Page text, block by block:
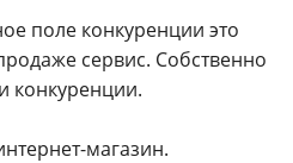
поле конкуренции это
сервис. Собственно
конкуренции.
магазин.